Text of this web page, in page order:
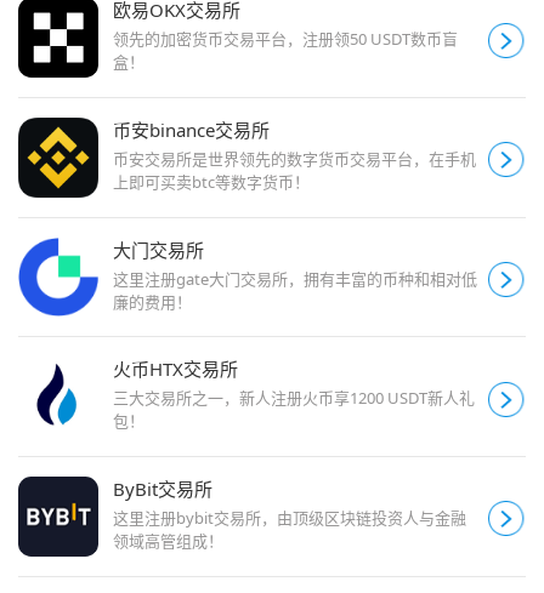
欧易OKX交易所
领先的加密货币交易平台，注册领50 USDT数币盲
盒！
币安binance交易所
币安交易所是世界领先的数字货币交易平台，在手机
上即可买卖btc等数字货币！
大门交易所
这里注册gate大门交易所，拥有丰富的币种和相对低
廉的费用！
火币HTX交易所
三大交易所之一，新人注册火币享1200 USDT新人礼
包！
ByBit交易所
这里注册bybit交易所，由顶级区块链投资人与金融
领域高管组成！